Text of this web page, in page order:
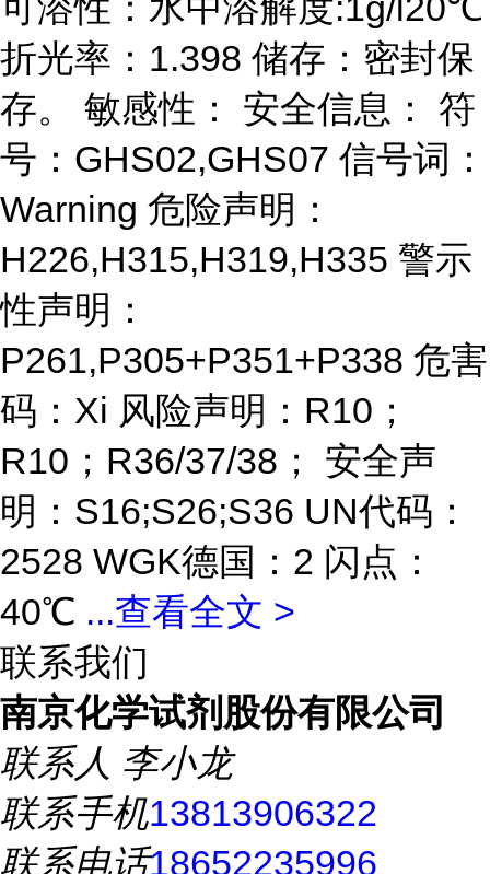
折光率：1.398 储存：密封保
存。 敏感性： 安全信息： 符
号：GHS02,GHS07 信号词：
Warning 危险声明：
H226,H315,H319,H335 警示
性声明：
P261,P305+P351+P338 危害
码：Xi 风险声明：R10；
R10；R36/37/38； 安全声
明：S16;S26;S36 UN代码：
2528 WGK德国：2 闪点：
40℃ ...查看全文 >
联系我们
南京化学试剂股份有限公司
联系人 李小龙
联系手机13813906322
联系电话18652235996